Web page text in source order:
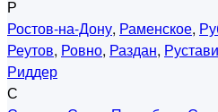
Р
Ростов-на-Дону, Раменское,
Реутов, Ровно, Раздан, Рустави
Риддер
С